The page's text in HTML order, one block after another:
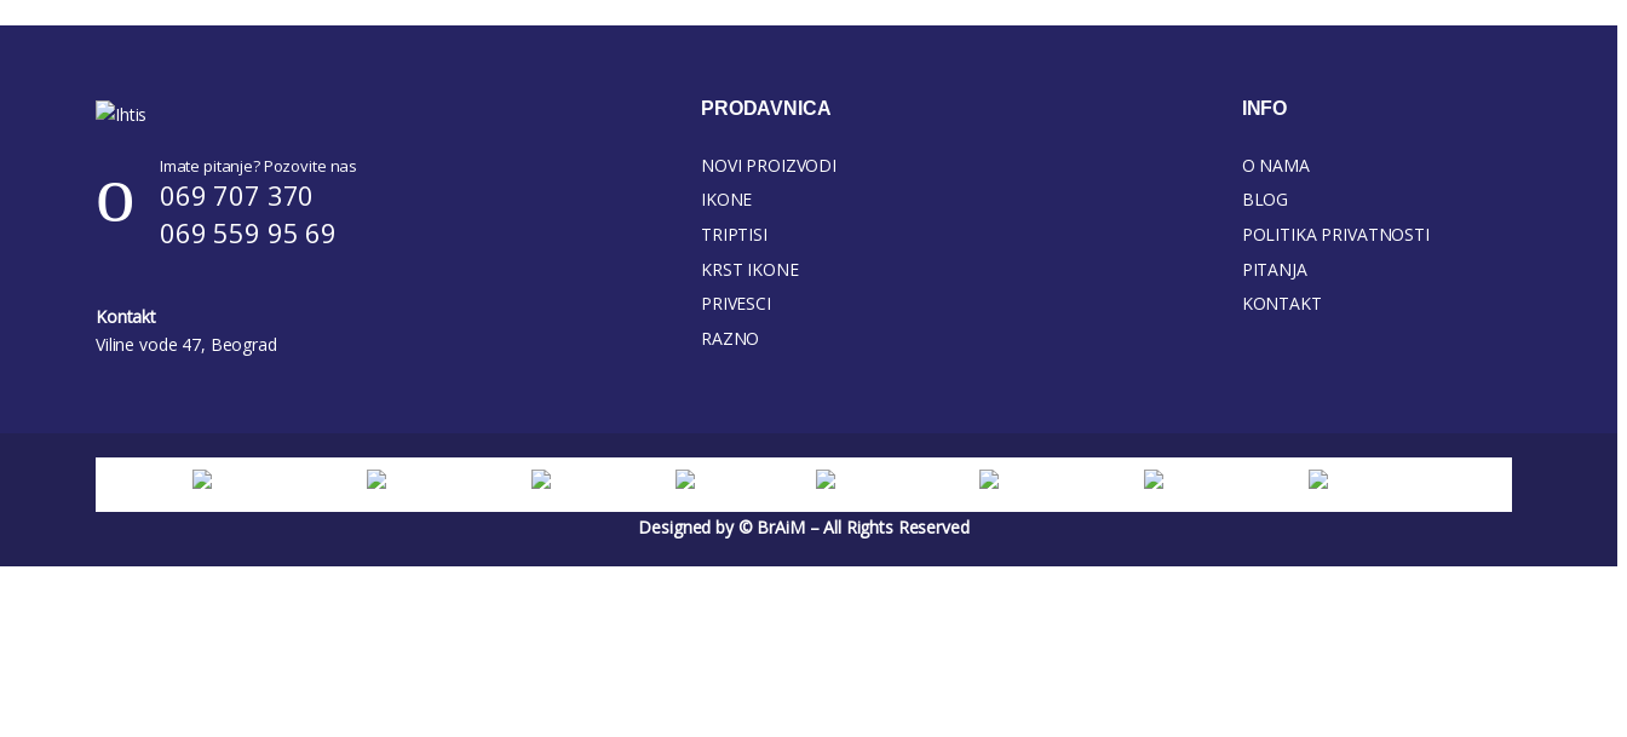
Imate pitanje? Pozovite nas
069 707 370
069 559 95 69
Kontakt
Viline vode 47, Beograd
PRODAVNICA
NOVI PROIZVODI
IKONE
TRIPTISI
KRST IKONE
PRIVESCI
RAZNO
INFO
O NAMA
BLOG
POLITIKA PRIVATNOSTI
PITANJA
KONTAKT
Designed by © BrAiM – All Rights Reserved